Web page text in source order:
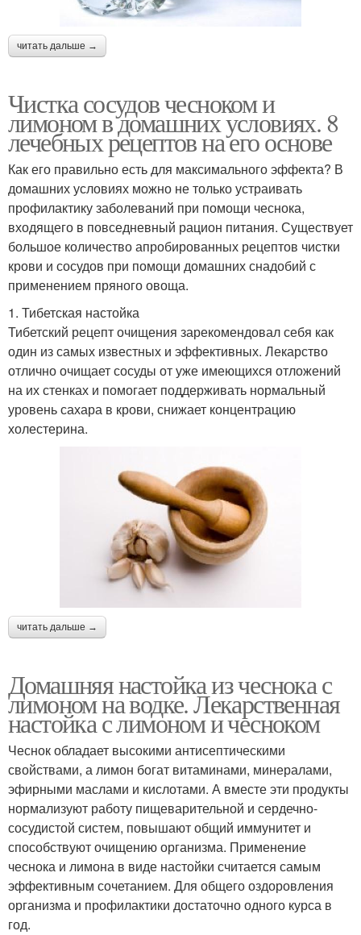
читать дальше →
Чистка сосудов чесноком и
лимоном в домашних условиях. 8
лечебных рецептов на его основе
Как его правильно есть для максимального эффекта? В
домашних условиях можно не только устраивать
профилактику заболеваний при помощи чеснока,
входящего в повседневный рацион питания. Существует
большое количество апробированных рецептов чистки
крови и сосудов при помощи домашних снадобий с
применением пряного овоща.
1. Тибетская настойка
Тибетский рецепт очищения зарекомендовал себя как
один из самых известных и эффективных. Лекарство
отлично очищает сосуды от уже имеющихся отложений
на их стенках и помогает поддерживать нормальный
уровень сахара в крови, снижает концентрацию
холестерина.
читать дальше →
Домашняя настойка из чеснока с
лимоном на водке. Лекарственная
настойка с лимоном и чесноком
Чеснок обладает высокими антисептическими
свойствами, а лимон богат витаминами, минералами,
эфирными маслами и кислотами. А вместе эти продукты
нормализуют работу пищеварительной и сердечно-
сосудистой систем, повышают общий иммунитет и
способствуют очищению организма. Применение
чеснока и лимона в виде настойки считается самым
эффективным сочетанием. Для общего оздоровления
организма и профилактики достаточно одного курса в
год.